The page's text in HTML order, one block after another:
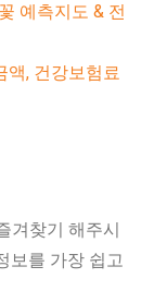
예측지도 & 전
액, 건강보험료
겨찾기 해주시
보를 가장 쉽고